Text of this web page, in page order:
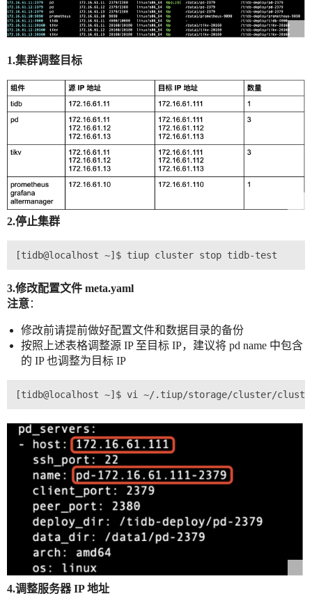
1.集群调整目标
2.停止集群
3.修改配置文件 meta.yaml
注意：
修改前请提前做好配置文件和数据目录的备份
按照上述表格调整源 IP 至目标 IP，建议将 pd name 中包含
的 IP 也调整为目标 IP
4.调整服务器 IP 地址